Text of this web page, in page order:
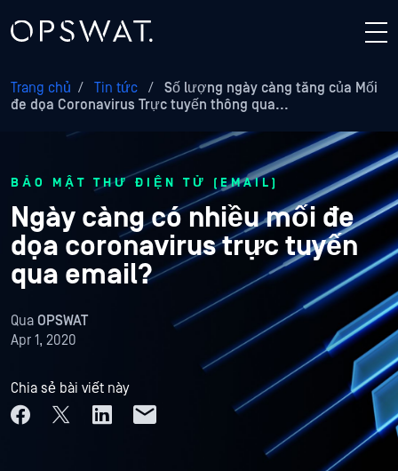
Trang chủ / Tin tức /
Số lượng ngày càng tăng của Mối
đe dọa Coronavirus Trực tuyến thông qua...
BẢO MẬT THƯ ĐIỆN TỬ (EMAIL)
Ngày càng có nhiều mối đe
dọa coronavirus trực tuyến
qua email?
Qua OPSWAT
Apr 1, 2020
Chia sẻ bài viết này